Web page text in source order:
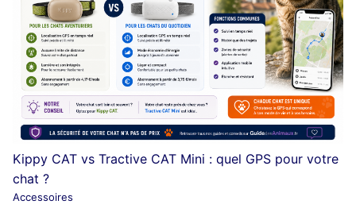
Kippy CAT vs Tractive CAT Mini : quel GPS pour votre
chat ?
Accessoires